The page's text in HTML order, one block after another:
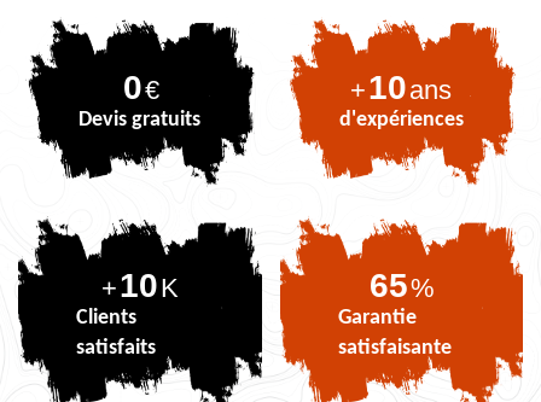
0€
Devis gratuits
+10ans
d'expériences
+10K
Clients
satisfaits
80%
Garantie
satisfaisante